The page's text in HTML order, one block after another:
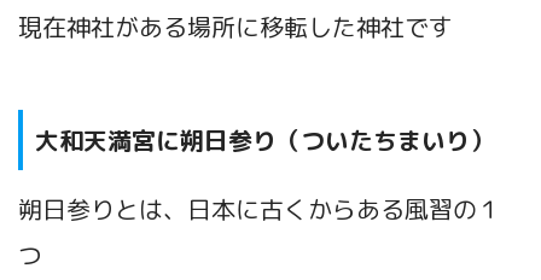
現在神社がある場所に移転した神社です
大和天満宮に朔日参り（ついたちまいり）
朔日参りとは、日本に古くからある風習の１
つ